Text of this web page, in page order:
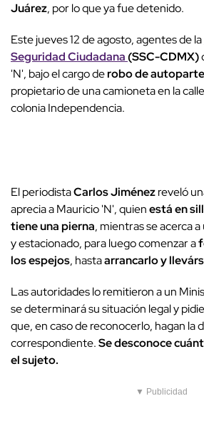
Juárez, por lo que ya fue detenido.
Este jueves 12 de agosto, agentes de la
Seguridad Ciudadana (SSC-CDMX)
'N', bajo el cargo derobo de
propietario de una camioneta en la
colonia Independencia.
El periodistaCarlos Jiménezreveló
aprecia a Mauricio 'N', quienestá en
tiene una pierna, mientras se acerca
y estacionado, para luego comenzar a
los espejos, hastaarrancarlo y
Las autoridades lo remitieron a un
se determinará su situación legal y
que, en caso de reconocerlo, hagan la
correspondiente.Se desconoce
el sujeto.
▼ Publicidad